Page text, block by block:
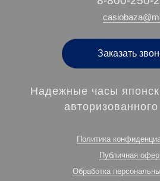
Заказать
Надежные часы
Политика
Публичная
Обработка